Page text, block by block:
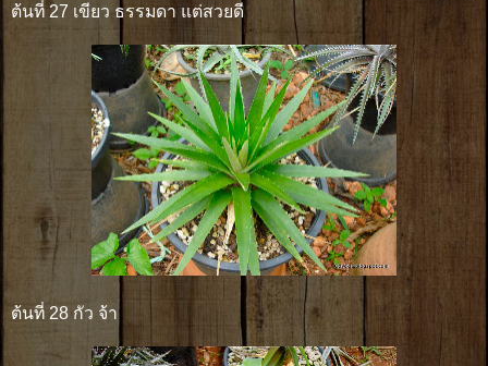
ต้นที่ 27 เขียว ธรรมดา แต่สวยดี
ต้นที่ 28 กัว จ้า